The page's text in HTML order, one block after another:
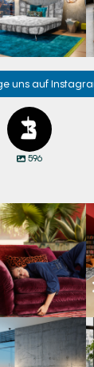
151 3
uns auf
596
anlehnen. Die
auf Reisen...
69 2
– nicht nur zum
sondern auch
zum...